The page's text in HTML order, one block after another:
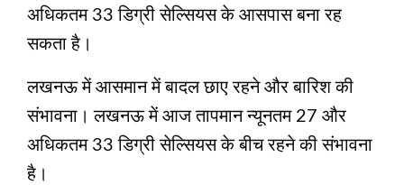
अधिकतम 33 डिग्री सेल्सियस के आसपास बना रह
सकता है।
लखनऊ में आसमान में बादल छाए रहने और बारिश की
संभावना। लखनऊ में आज तापमान न्‍यूनतम 27 और
अधिकतम 33 डिग्री सेल्सियस के बीच रहने की संभावना
है।